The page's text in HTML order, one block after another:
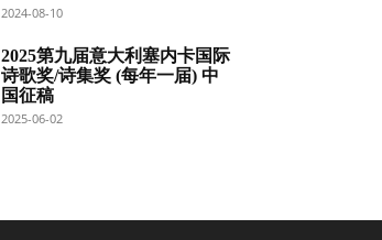
2024-08-10
2025第九届意大利塞内卡国际
诗歌奖/诗集奖 (每年一届) 中
国征稿
2025-06-02